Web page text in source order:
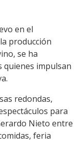
en el
producción
se ha
quienes impulsan
redondas,
para
Nieto entre
feria